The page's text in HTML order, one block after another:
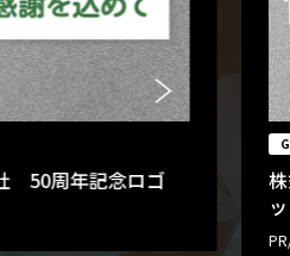
ディ 採用パンフレ
CI